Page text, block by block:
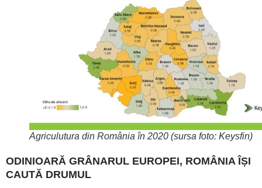
Agriculutura din România în 2020 (sursa foto: Keysfin)
ODINIOARĂ GRÂNARUL EUROPEI, ROMÂNIA ÎȘI
CAUTĂ DRUMUL